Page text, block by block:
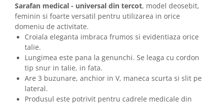
Sarafan medical - universal din tercot, model deosebit,
feminin si foarte versatil pentru utilizarea in orice
domeniu de activitate.
Croiala eleganta imbraca frumos si evidentiaza orice
talie.
Lungimea este pana la genunchi. Se leaga cu cordon
tip snur in talie, in fata.
Are 3 buzunare, anchior in V, maneca scurta si slit pe
lateral.
Produsul este potrivit pentru cadrele medicale din